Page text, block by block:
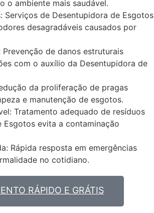
o ambiente mais saudável.
Serviços de Desentupidora de Esgotos
desagradáveis causados por
de danos estruturais
com o auxílio da Desentupidora de
da proliferação de pragas
e manutenção de esgotos.
Tratamento adequado de resíduos
Esgotos evita a contaminação
Rápida resposta em emergências
no cotidiano.
RÁPIDO E GRÁTIS